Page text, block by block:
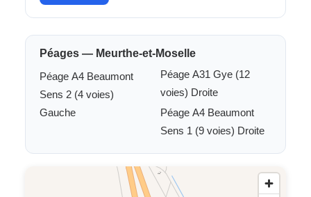
Péages — Meurthe-et-Moselle
Péage A4 Beaumont
Sens 2 (4 voies)
Gauche
Péage A31 Gye (12
voies) Droite
Péage A4 Beaumont
Sens 1 (9 voies) Droite